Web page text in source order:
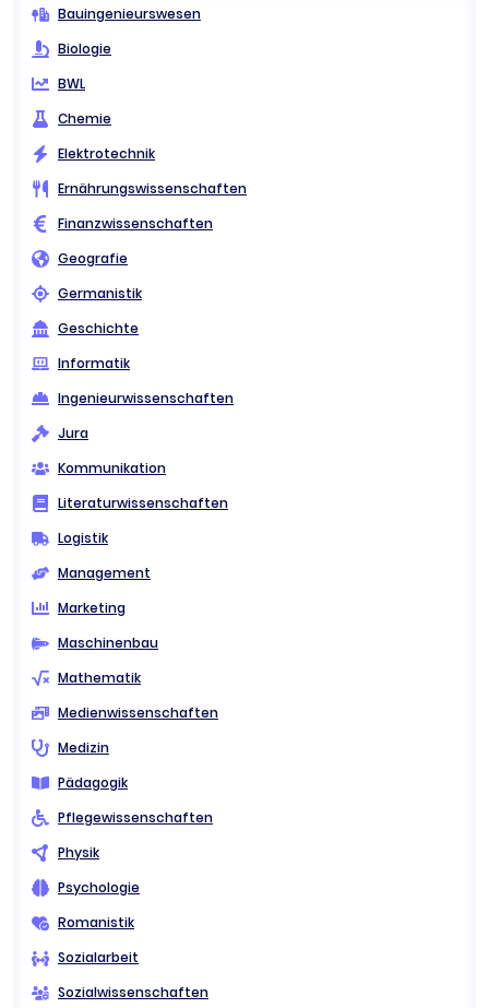
Bauingenieurswesen
Biologie
BWL
Chemie
Elektrotechnik
Ernährungswissenschaften
Finanzwissenschaften
Geografie
Germanistik
Geschichte
Informatik
Ingenieurwissenschaften
Jura
Kommunikation
Literaturwissenschaften
Logistik
Management
Marketing
Maschinenbau
Mathematik
Medienwissenschaften
Medizin
Pädagogik
Pflegewissenschaften
Physik
Psychologie
Romanistik
Sozialarbeit
Sozialwissenschaften